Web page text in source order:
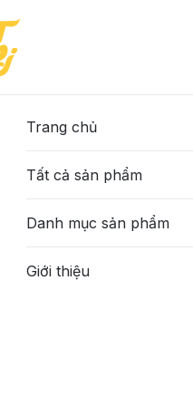
36 37
Trang chủ
Tất cả sản phẩm
Danh mục sản phẩm
Giới thiệu